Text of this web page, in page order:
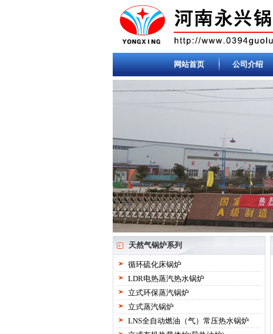
网站首页 公司介绍
天然气锅炉系列
循环硫化床锅炉
LDR电热蒸汽热水锅炉
立式环保蒸汽锅炉
立式蒸汽锅炉
LNS全自动燃油（气）常压热水锅炉